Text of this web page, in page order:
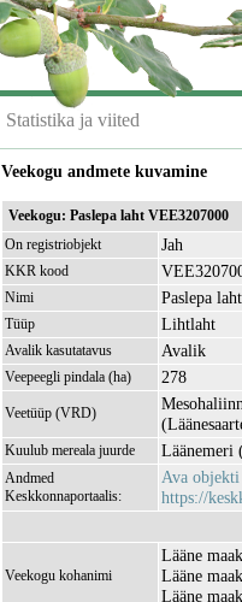
Statistika ja viited
Veekogu andmete kuvamine
Veekogu: Paslepa laht VEE3207000
On registriobjekt
Jah
KKR kood
Nimi Paslepa laht
Tüüp Lihtlaht
Avalik kasutatavus Avalik
Veepeegli pindala (ha) 278
Veetüüp (VRD)
Kuulub mereala juurde Läänemeri
Andmed
Keskkonnaportaalis:
Ava objekti
https://
Veekogu kohanimi
Lääne
Lääne
Lääne